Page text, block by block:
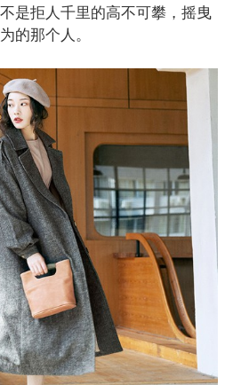
是拒人千里的高不可攀，摇曳
的那个人。